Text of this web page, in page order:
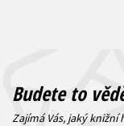
Budete to
Zajímá Vás, jaký